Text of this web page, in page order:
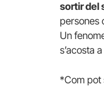
sortir del
persones
Un
s’acosta
*Com pot